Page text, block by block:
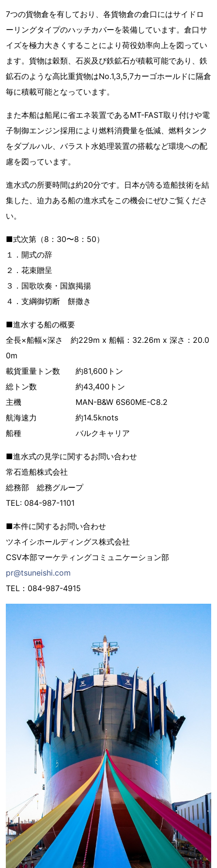
7つの貨物倉を有しており、各貨物倉の倉口にはサイドロ
ーリングタイプのハッチカバーを装備しています。倉口サ
イズを極力大きくすることにより荷役効率向上を図ってい
ます。貨物は穀類、石炭及び鉄鉱石が積載可能であり、鉄
鉱石のような高比重貨物はNo.1,3,5,7カーゴホールドに隔倉
毎に積載可能となっています。
また本船は船尾に省エネ装置であるMT-FAST取り付けや電
子制御エンジン採用により燃料消費量を低減、燃料タンク
をダブルハル、バラスト水処理装置の搭載など環境への配
慮を図っています。
進水式の所要時間は約20分です。日本が誇る造船技術を結
集した、迫力ある船の進水式をこの機会にぜひご覧くださ
い。
■式次第（8：30〜8：50）
１．開式の辞
２．花束贈呈
３．国歌吹奏・国旗掲揚
４．支綱御切断 餅撒き
■進水する船の概要
全長×船幅×深さ 約229m x 船幅：32.26m x 深さ：20.0
0m
載貨重量トン数 約81,600トン
総トン数 約43,400トン
主機 MAN-B&W 6S60ME-C8.2
航海速力 約14.5knots
船種 バルクキャリア
■進水式の見学に関するお問い合わせ
常石造船株式会社
総務部 総務グループ
TEL: 084-987-1101
■本件に関するお問い合わせ
ツネイシホールディングス株式会社
CSV本部マーケティングコミュニケーション部
pr@tsuneishi.com
TEL：084-987-4915